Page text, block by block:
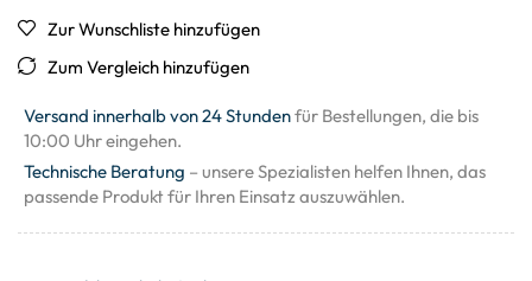
Zur Wunschliste hinzufügen
Zum Vergleich hinzufügen
Versand innerhalb von 24 Stundenfür Bestellungen, die bis
10:00 Uhr eingehen.
Technische Beratung – unsere Spezialisten helfen Ihnen, das
passende Produkt für Ihren Einsatz auszuwählen.